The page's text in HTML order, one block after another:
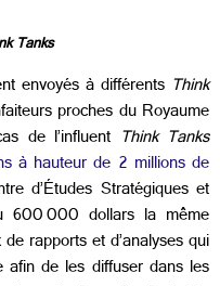
Tanks
envoyés à différents Think
proches du Royaume
de l’influent Think Tanks
à hauteur de 2 millions de
d’Études Stratégiques et
600 000 dollars la même
rapports et d’analyses qui
afin de les diffuser dans les